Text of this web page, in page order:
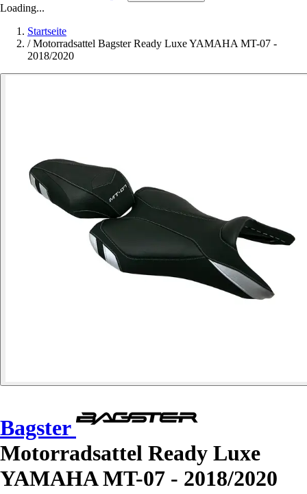
Loading...
Startseite
/ Motorradsattel Bagster Ready Luxe YAMAHA MT-07 -
2018/2020
Bagster
Motorradsattel Ready Luxe
YAMAHA MT-07 - 2018/2020